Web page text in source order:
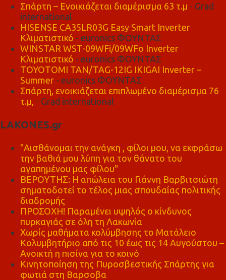
Σπάρτη – Ενοικιάζεται διαμέρισμα 63 τ.μ - Grad
international
HISENSE CA35LR03G Easy Smart Inverter
Κλιματιστικό - euronics ΦΟΥΝΤΑΣ
WINSTAR WST-09WFi/09WFo Inverter
Κλιματιστικό - euronics ΦΟΥΝΤΑΣ
TOYOTOMI TAN/TAG-12IG IKIGAI Inverter –
Summer - euronics ΦΟΥΝΤΑΣ
Σπάρτη, ενοικιάζεται επιπλωμένο διαμέρισμα 76
τ.μ, - Grad international
LAKONES.gr
"Αισθάνομαι την ανάγκη , φίλοι μου, να εκφράσω
την βαθιά μου λύπη για τον θάνατο του
αγαπημένου μας φίλου"
ΒΕΡΟΥΤΗΣ: Η απώλεια του Γιάννη Βαρβιτσιώτη
σηματοδοτεί το τέλος μιας σπουδαίας πολιτικής
διαδρομής
ΠΡΟΣΟΧΗ! Παραμένει υψηλός ο κίνδυνος
πυρκαγιάς σε όλη τη Λακωνία
Χωρίς μαθήματα κολύμβησης το Ματάλειο
Κολυμβητήριο από τις 10 έως τις 14 Αυγούστου –
Ανοικτή η πισίνα για το κοινό
Κινητοποίηση της Πυροσβεστικής Σπάρτης για
φωτιά στη Βαρσοβα